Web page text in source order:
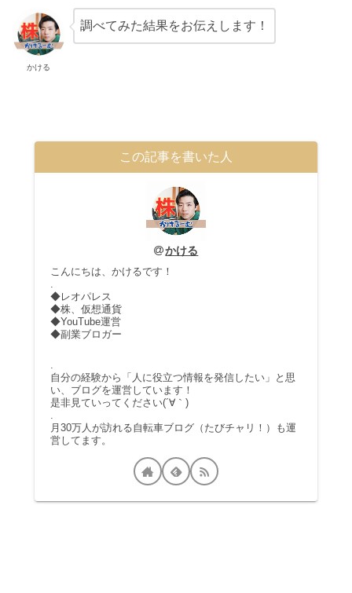
かける
調べてみた結果をお伝えします！
この記事を書いた人
かける
こんにちは、かけるです！
◆レオパレス
◆株、仮想通貨
◆YouTube運営
◆副業ブロガー
.
自分の経験から「人に役立つ情報を発信したい」と思
い、ブログを運営しています！
是非見ていってください(´∀｀)
.
月30万人が訪れる自転車ブログ（たびチャリ！）も運
営してます。